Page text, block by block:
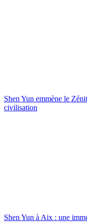
Shen Yun emmène le
civilisation
Shen Yun à Aix : une